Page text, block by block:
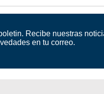
Recibe nuestras
en tu correo.